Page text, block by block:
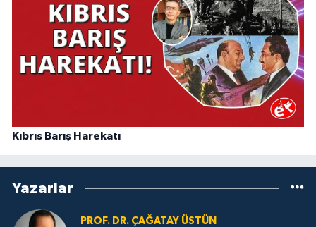
Kıbrıs Barış Harekatı
Yazarlar
PROF. DR. ÇAĞATAY ÜSTÜN